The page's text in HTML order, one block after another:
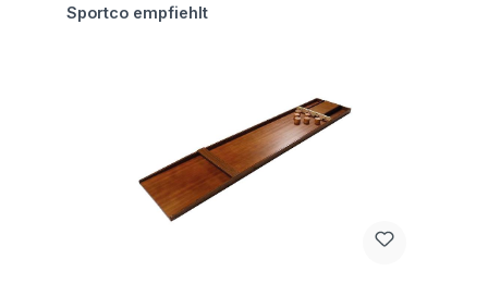
Produktgalerie überspringen
Sportco empfiehlt